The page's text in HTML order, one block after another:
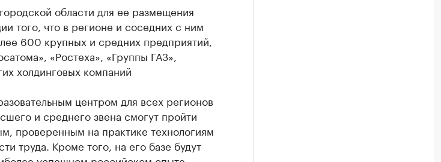
области для ее размещения
того, что в регионе и соседних с ним
600 крупных и средних предприятий,
«Ростеха», «Группы ГАЗ»,
холдинговых компаний
центром для всех регионов
и среднего звена смогут пройти
проверенным на практике технологиям
труда. Кроме того, на его базе будут